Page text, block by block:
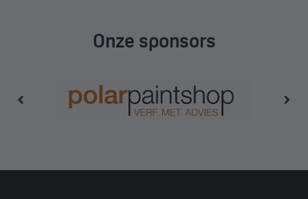
Onze sponsors